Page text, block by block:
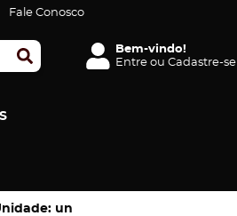
Fale Conosco
Bem-vindo!
Entreou Cadastre-se
un